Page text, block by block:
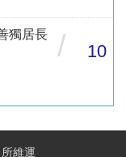
獨居長
/ 10
維運